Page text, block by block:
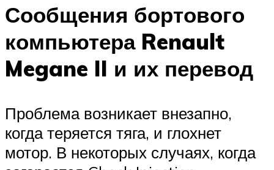
Сообщения бортового
компьютера Renault
Megane II и их перевод
Проблема возникает внезапно,
когда теряется тяга, и глохнет
мотор. В некоторых случаях, когда